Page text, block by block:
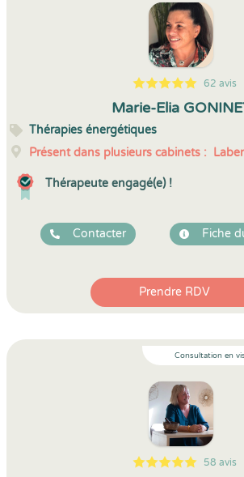
5
1
5
62 62 avis
Marie-Elia
Thérapies énergétiques
Présent dans plusieurs cabinets :
Thérapeute engagé(e) !
Contacter Fiche
Prendre RDV
Consultation en
5
1
5
58 58 avis